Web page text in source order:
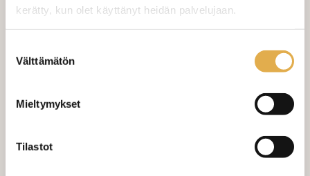
kerätty, kun olet käyttänyt heidän palvelujaan.
valinta
Välttämätön
Mieltymykset
Tilastot
MÄÄRÄ:
+ 4,00 €
+ 27,00 €